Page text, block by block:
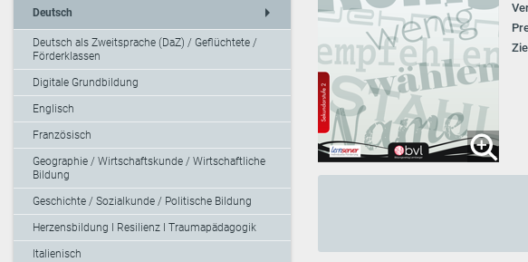
Deutsch arrow_right
Deutsch als Zweitsprache (DaZ) / Geflüchtete /
Förderklassen
Digitale Grundbildung
Englisch
Französisch
Geographie / Wirtschaftskunde / Wirtschaftliche
Bildung
Geschichte / Sozialkunde / Politische Bildung
Herzensbildung I Resilienz I Traumapädagogik
Italienisch